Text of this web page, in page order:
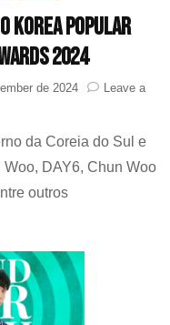
Korea Popular
2024
de 2024
Leave a
da Coreia do Sul e
DAY6, Chun Woo
outros